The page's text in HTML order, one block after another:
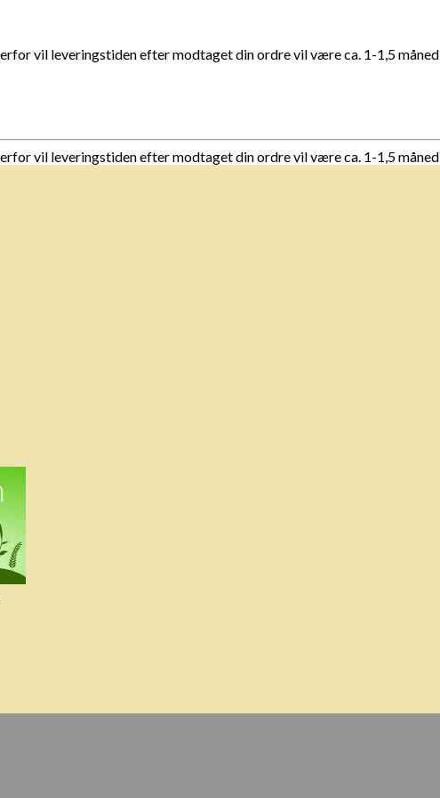
vil leveringstiden efter modtaget din ordre vil være ca. 1-1,5 måned
vil leveringstiden efter modtaget din ordre vil være ca. 1-1,5 måned